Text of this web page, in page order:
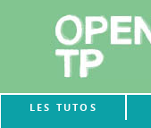
LES TUTOS